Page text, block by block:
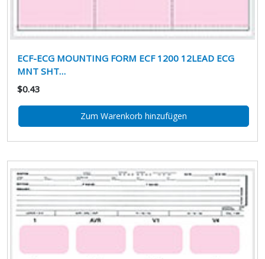
ECF-ECG MOUNTING FORM ECF 1200 12LEAD ECG
MNT SHT…
$0.43
Zum Warenkorb hinzufügen